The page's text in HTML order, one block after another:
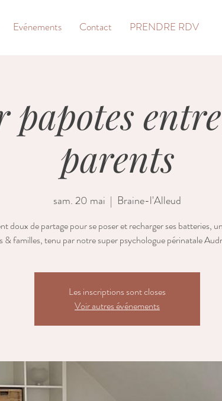
Evénements Contact PRENDRE RDV
papotes
parents
sam. 20 mai
  |
Braine-l'Alleud
doux de partage pour se poser et recharger ses batteries,
& familles, tenu par notre super psychologue périnatale
Les inscriptions sont closes
Voir autres événements